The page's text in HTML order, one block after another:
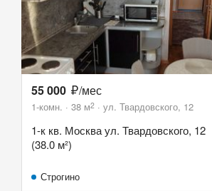
55 000 /мес
1-комн. 38 м2 ул. Твардовского, 12
1-к кв. Москва ул. Твардовского, 12
(38.0 м²)
Строгино